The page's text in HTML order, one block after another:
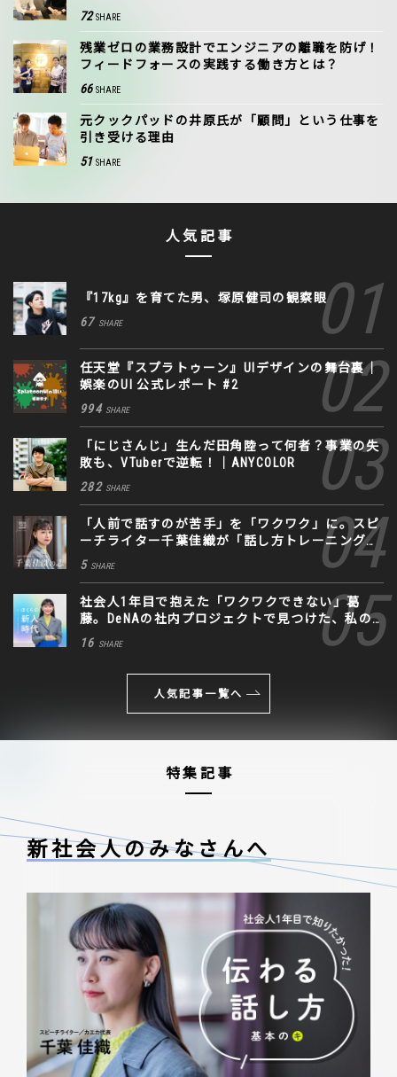
72 SHARE
残業ゼロの業務設計でエンジニアの離職を防げ！
フィードフォースの実践する働き方とは？
66 SHARE
元クックパッドの井原氏が「顧問」という仕事を
引き受ける理由
51 SHARE
人気記事
『17kg』を育てた男、塚原健司の観察眼
67 SHARE
任天堂『スプラトゥーン』UIデザインの舞台裏｜
娯楽のUI 公式レポート #2
994 SHARE
「にじさんじ」生んだ田角陸って何者？事業の失
敗も、VTuberで逆転！｜ANYCOLOR
282 SHARE
「人前で話すのが苦手」を「ワクワク」に。スピ
ーチライター千葉佳織が「話し方トレーニング」
に込めた思い
5 SHARE
社会人1年目で抱えた「ワクワクできない」葛
藤。DeNAの社内プロジェクトで見つけた、私の
生きる道
16 SHARE
人気記事一覧へ
特集記事
新社会人のみなさんへ